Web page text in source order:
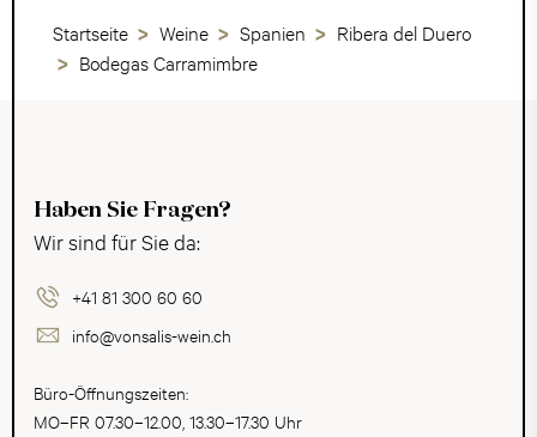
Startseite Weine Spanien
Ribera del Duero
Bodegas Carramimbre
Haben Sie Fragen?
Wir sind für Sie da:
+41 81 300 60 60
info@vonsalis-wein.ch
Büro-Öffnungszeiten:
MO–FR 07.30–12.00, 13.30–17.30 Uhr